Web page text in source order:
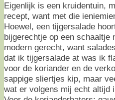
Eigenlijk is een kruidentuin,
recept, want met die
Hoewel, een tijgersalade
bijgerechtje op een schaaltje
modern gerecht, want
dat ik tijgersalade at was ik
voor de koriander en de
sappige sliertjes kip, maar
wat er volgens mij echt altijd